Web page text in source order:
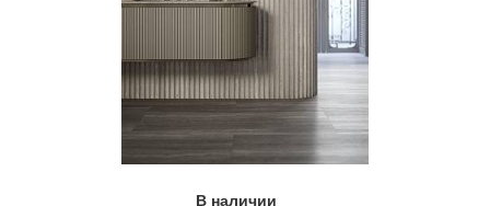
В наличии